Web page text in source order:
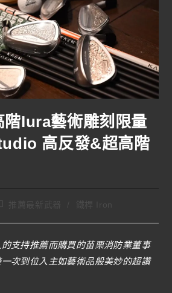
Iura藝術雕刻限量
高反發&超高階
鐵桿 Iron
支持推薦而購買的苗栗消防業董事
次到位入主如藝術品般美妙的超讚